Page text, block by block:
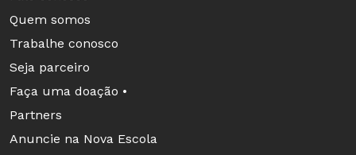
Quem somos
Trabalhe conosco
Seja parceiro
Faça uma doação •
Partners
Anuncie na Nova Escola